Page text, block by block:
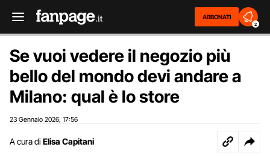
ABBONATI
2
Se vuoi vedere il negozio più
bello del mondo devi andare a
Milano: qual è lo store
23 Gennaio 2026 17:56
A cura di Elisa Capitani